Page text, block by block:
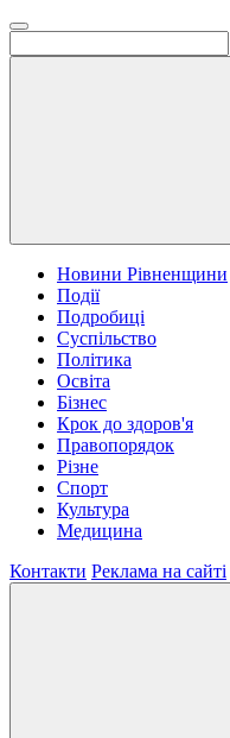
Новини Рівненщини
Події
Подробиці
Суспільство
Політика
Освіта
Бізнес
Крок до здоров'я
Правопорядок
Різне
Спорт
Культура
Медицина
Контакти Реклама на сайті